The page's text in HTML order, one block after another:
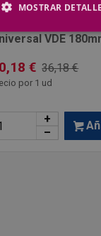
VDE
€ 36,18 €
por 1 ud
+
–
MOSTRAR